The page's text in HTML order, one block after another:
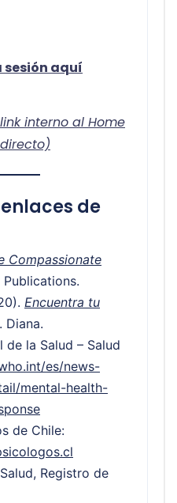
aquí
interno al Home
de
Compassionate
Encuentra tu
Diana.
de la Salud – Salud
es/news-
mental-health-
de Chile:
Registro de